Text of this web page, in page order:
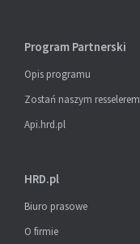
Program Partnerski
Opis programu
Zostań naszym resselerem
Api.hrd.pl
HRD.pl
Biuro prasowe
O firmie